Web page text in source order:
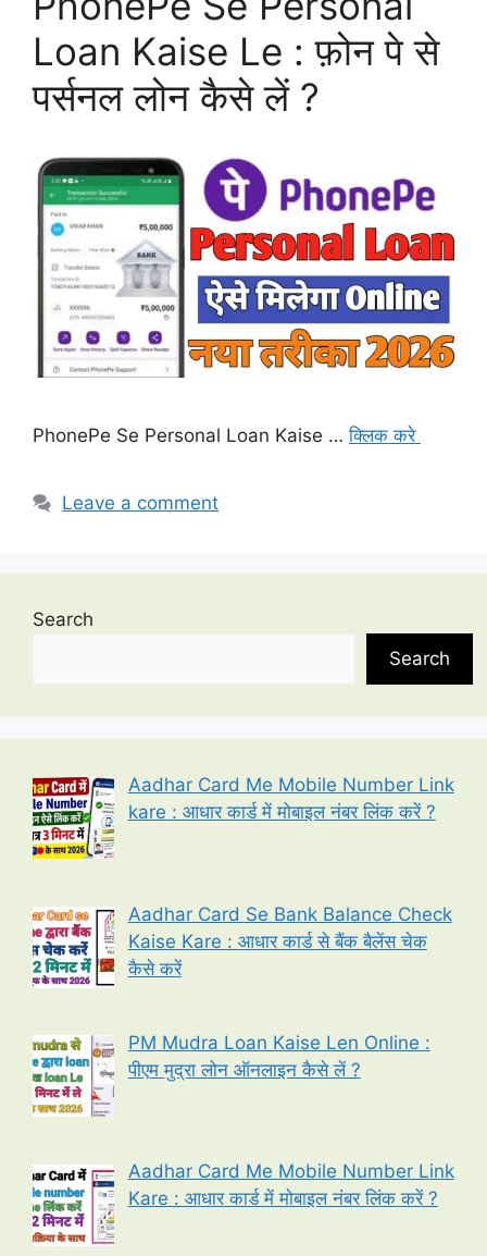
Loan Kaise Le : फ़ोन पे से
पर्सनल लोन कैसे लें ?
PhonePe Se Personal Loan Kaise …क्लिक करे
Leave a comment
Search
Search
Aadhar Card Me Mobile Number Link
kare : आधार कार्ड में मोबाइल नंबर लिंक करें ?
Aadhar Card Se Bank Balance Check
Kaise Kare : आधार कार्ड से बैंक बैलेंस चेक
कैसे करें
PM Mudra Loan Kaise Len Online :
पीएम मुद्रा लोन ऑनलाइन कैसे लें ?
Aadhar Card Me Mobile Number Link
Kare : आधार कार्ड में मोबाइल नंबर लिंक करें ?